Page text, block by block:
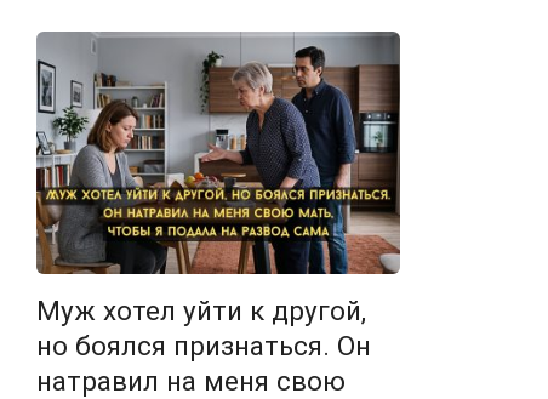
Муж хотел уйти к другой,
но боялся признаться. Он
натравил на меня свою